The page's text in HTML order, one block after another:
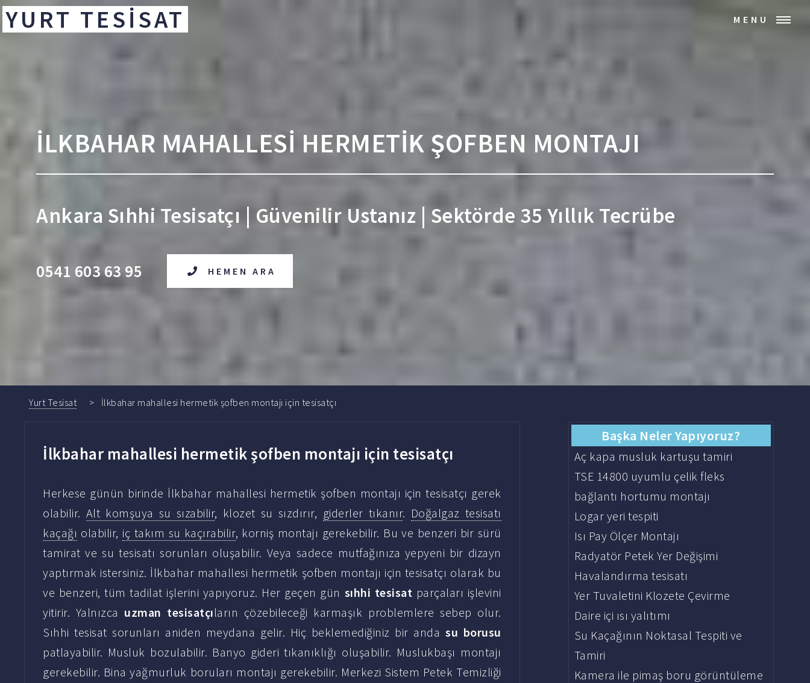
YURT TESİSAT MENU
İLKBAHAR MAHALLESİ HERMETİK ŞOFBEN MONTAJI
Ankara Sıhhi Tesisatçı | Güvenilir Ustanız | Sektörde 35 Yıllık Tecrübe
0541 603 63 95 HEMEN ARA
Yurt Tesisat İlkbahar mahallesi hermetik şofben montajı için tesisatçı
İlkbahar mahallesi hermetik şofben montajı için tesisatçı
Herkese günün birinde İlkbahar mahallesi hermetik şofben montajı için tesisatçı gerek
olabilir. Alt komşuya su sızabilir, klozet su sızdırır, giderler tıkanır. Doğalgaz tesisatı
kaçağı olabilir, iç takım su kaçırabilir, korniş montajı gerekebilir. Bu ve benzeri bir sürü
tamirat ve su tesisatı sorunları oluşabilir. Veya sadece mutfağınıza yepyeni bir dizayn
yaptırmak istersiniz. İlkbahar mahallesi hermetik şofben montajı için tesisatçı olarak bu
ve benzeri, tüm tadilat işlerini yapıyoruz. Her geçen gün sıhhi tesisat parçaları işlevini
yitirir. Yalnızca uzman tesisatçıların çözebileceği karmaşık problemlere sebep olur.
Sıhhi tesisat sorunları aniden meydana gelir. Hiç beklemediğiniz bir andasu borusu
patlayabilir. Musluk bozulabilir. Banyo gideri tıkanıklığı oluşabilir. Muslukbaşı montajı
gerekebilir. Bina yağmurluk boruları montajı gerekebilir. Merkezi Sistem Petek Temizliği
Başka Neler Yapıyoruz?
Aç kapa musluk kartuşu tamiri
TSE 14800 uyumlu çelik fleks
bağlantı hortumu montajı
Logar yeri tespiti
Isı Pay Ölçer Montajı
Radyatör Petek Yer Değişimi
Havalandırma tesisatı
Yer Tuvaletini Klozete Çevirme
Daire içi ısı yalıtımı
Su Kaçağının Noktasal Tespiti ve
Tamiri
Kamera ile pimaş boru görüntüleme